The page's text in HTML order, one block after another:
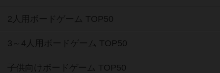
2人用ボードゲーム TOP50
3～4人用ボードゲーム TOP50
子供向けボードゲーム TOP50